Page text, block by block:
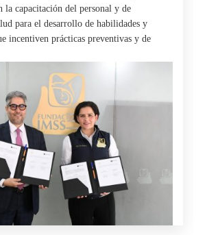
la capacitación del personal y de
para el desarrollo de habilidades y
incentiven prácticas preventivas y de